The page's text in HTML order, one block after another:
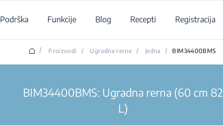
Podrška Funkcije Blog Recepti Registracija
/ Proizvodi / Ugradne rerne / Jedna / BIM34400BMS
BIM34400BMS: Ugradna rerna (60 cm 82
L)